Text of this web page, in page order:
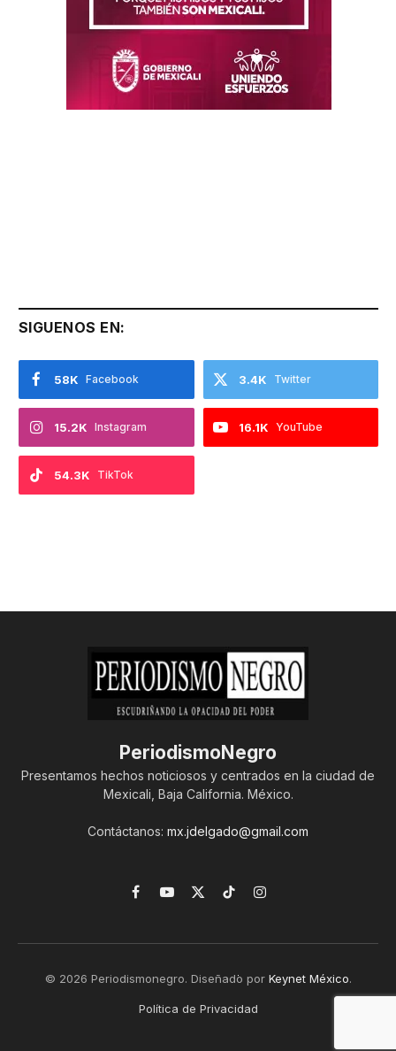
SIGUENOS EN:
Facebook
58K Twitter
3.4K
Instagram
15.2K YouTube
16.1K
TikTok
54.3K
PeriodismoNegro
Presentamos hechos noticiosos y centrados en la ciudad de
Mexicali, Baja California. México.
Contáctanos: mx.jdelgado@gmail.com
Facebook
YouTube
X
TikTokInstagram
© 2026 Periodismonegro. Diseñado por Keynet México.
Política de Privacidad